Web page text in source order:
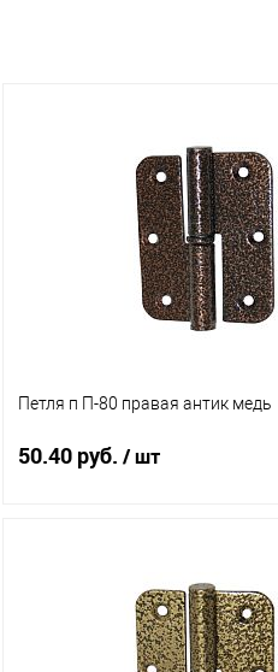
Петля п П-80 правая антик медь
50.40 руб. / шт
Купить в 1 клик
В